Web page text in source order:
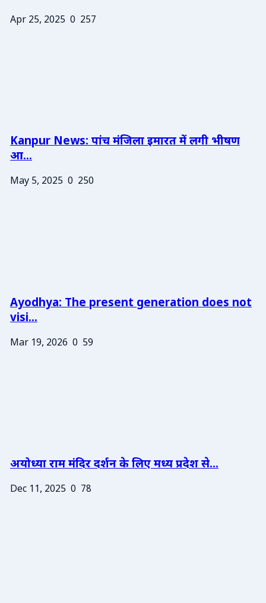
Apr 25, 2025 0 257
Kanpur News: पांच मंजिला इमारत में लगी भीषण
आ...
May 5, 2025 0 250
Ayodhya: The present generation does not
visi...
Mar 19, 2026 0 59
अयोध्या राम मंदिर दर्शन के लिए मध्य प्रदेश से...
Dec 11, 2025 0 78